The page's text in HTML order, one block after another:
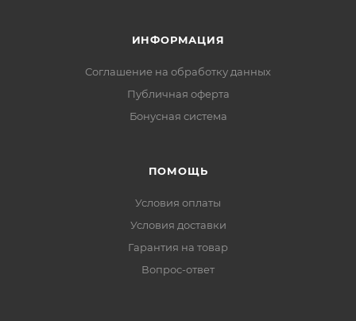
ИНФОРМАЦИЯ
Соглашение на обработку данных
Публичная оферта
Бонусная система
ПОМОЩЬ
Условия оплаты
Условия доставки
Гарантия на товар
Вопрос-ответ